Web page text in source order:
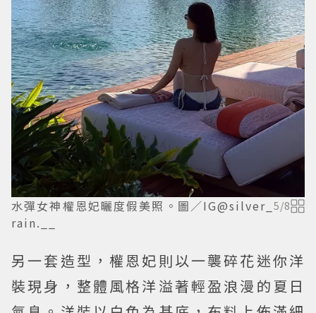
水彈女神權恩妃曬度假美照。圖／IG@silver_
rain.__
5/8
另一套造型，權恩妃則以一襲碎花迷你洋
裝現身，整體風格洋溢著輕盈浪漫的夏日